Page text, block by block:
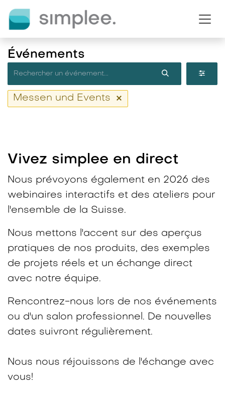
Événements
Messen und Events
Vivez simplee en direct​
Nous prévoyons également en 2026 des
webinaires interactifs et des ateliers pour
l'ensemble de la Suisse.
Nous mettons l'accent sur des aperçus
pratiques de nos produits, des exemples
de projets réels et un échange direct
avec notre équipe.​
Rencontrez-nous lors de nos événements
ou d'un salon professionnel. De nouvelles
dates suivront régulièrement.
Nous nous réjouissons de l'échange avec
vous!